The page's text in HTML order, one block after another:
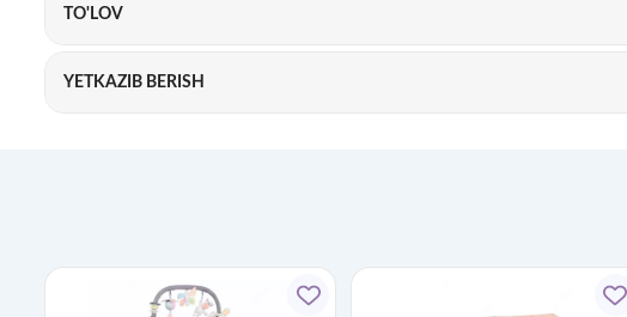
TO'LOV
YETKAZIB BERISH